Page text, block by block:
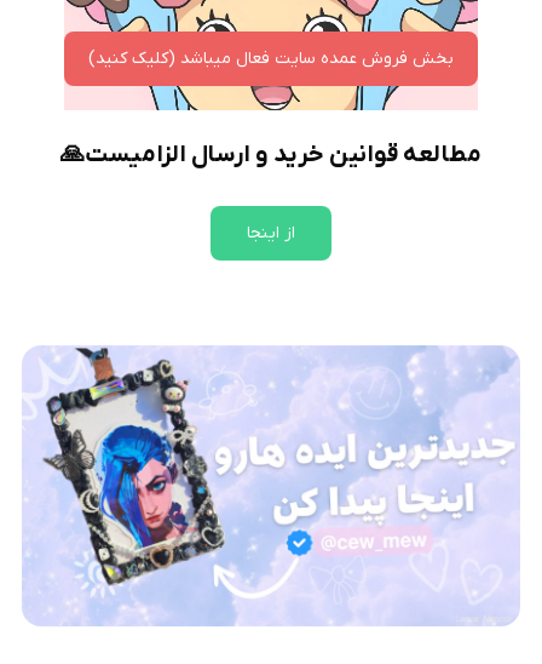
بخش فروش عمده سایت فعال میباشد (کلیک کنید)
مطالعه قوانین خرید و ارسال الزامیست🙏
از اینجا